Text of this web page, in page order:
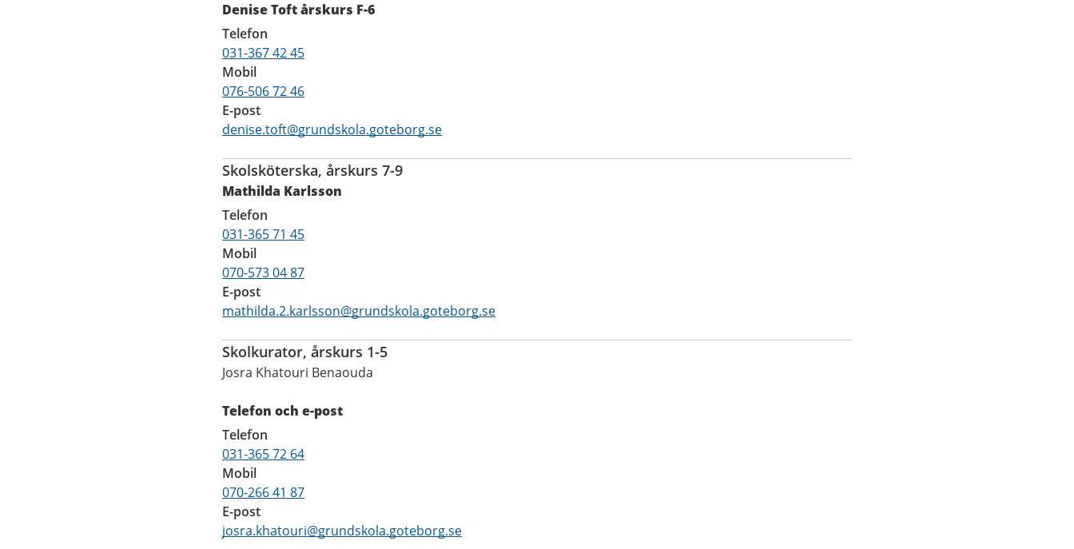
Denise Toft årskurs F-6
Telefon
031-367 42 45
Mobil
076-506 72 46
E-post
denise.toft@grundskola.goteborg.se
Skolsköterska, årskurs 7-9
Mathilda Karlsson
Telefon
031-365 71 45
Mobil
070-573 04 87
E-post
mathilda.2.karlsson@grundskola.goteborg.se
Skolkurator, årskurs 1-5
Josra Khatouri Benaouda
Telefon och e-post
Telefon
031-365 72 64
Mobil
070-266 41 87
E-post
josra.khatouri@grundskola.goteborg.se